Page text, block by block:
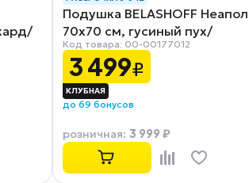
Подушка BELASHOFF
70х70 см, гусиный пух/
силиконизированное
Код товара: 00-00177012
3 499₽
до 69 бонусов
розничная: 3 999 ₽